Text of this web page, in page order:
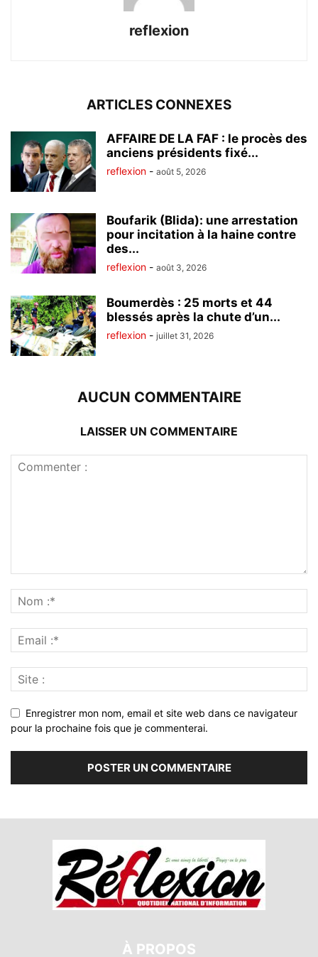
reflexion
ARTICLES CONNEXES
AFFAIRE DE LA FAF : le procès des
anciens présidents fixé...
reflexion - août 5, 2026
Boufarik (Blida): une arrestation
pour incitation à la haine contre
des...
reflexion - août 3, 2026
Boumerdès : 25 morts et 44
blessés après la chute d’un...
reflexion - juillet 31, 2026
AUCUN COMMENTAIRE
LAISSER UN COMMENTAIRE
Enregistrer mon nom, email et site web dans ce navigateur
pour la prochaine fois que je commenterai.
À PROPOS